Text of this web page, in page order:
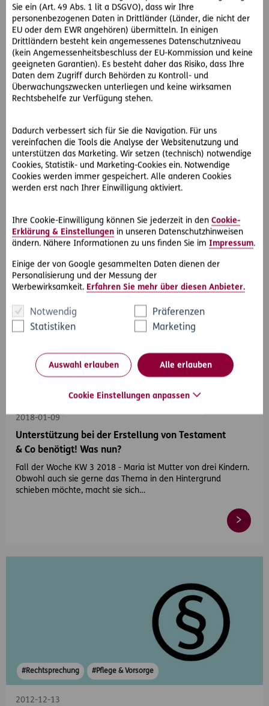
Sie ein (Art. 49 Abs. 1 lit a DSGVO), dass wir Ihre
personenbezogenen Daten in Drittländer (Länder, die nicht der
EU oder dem EWR angehören) übermitteln. In einigen
Drittländern besteht kein angemessenes Datenschutzniveau
(kein Angemessenheitsbeschluss der EU-Kommission und keine
geeigneten Garantien). Es besteht daher das Risiko, dass Ihre
Daten dem Zugriff durch Behörden zu Kontroll- und
Überwachungszwecken unterliegen und keine wirksamen
Rechtsbehelfe zur Verfügung stehen.
Dadurch verbessert sich für Sie die Navigation. Für uns
vereinfachen die Tools die Analyse der Websitenutzung und
unterstützen das Marketing. Wir setzen (technisch) notwendige
Cookies, Statistik- und Marketing-Cookies ein. Notwendige
Cookies werden immer gespeichert. Alle anderen Cookies
werden erst nach Ihrer Einwilligung aktiviert.
Ihre Cookie-Einwilligung können Sie jederzeit in den Cookie-
Erklärung & Einstellungen in unseren Datenschutzhinweisen
ändern. Nähere Informationen zu uns finden Sie im Impressum.
Einige der von Google gesammelten Daten dienen der
Personalisierung und der Messung der
Werbewirksamkeit. Erfahren Sie mehr über diesen Anbieter.
Notwendig
Präferenzen
Statistiken
Marketing
Auswahl erlauben Alle erlauben
Cookie Einstellungen anpassen
2018-08-24
Kosten für Pflegeheim explodieren! Was nun?
Frau N. organisiert für ihre pflegebedürftige Mutter einen Platz
2018-01-09
Unterstützung bei der Erstellung von Testament
& Co benötigt! Was nun?
Fall der Woche KW 3 2018 - Maria ist Mutter von drei Kindern.
Obwohl auch sie gerne das Thema in den Hintergrund
schieben möchte, macht sie sich…
#Rechtsprechung #Pflege & Vorsorge
2012-12-13